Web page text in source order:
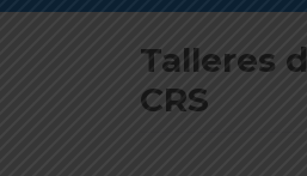
Talleres
CRS